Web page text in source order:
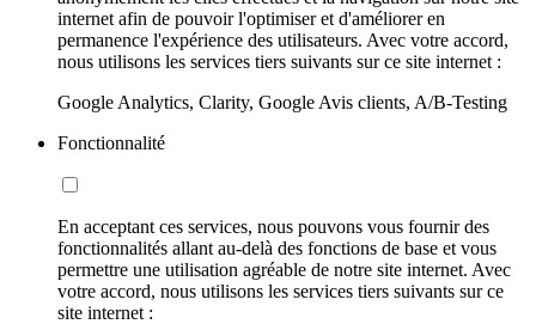
internet afin de pouvoir l'optimiser et d'améliorer en
permanence l'expérience des utilisateurs. Avec votre accord,
nous utilisons les services tiers suivants sur ce site internet :
Google Analytics, Clarity, Google Avis clients, A/B-Testing
Fonctionnalité
En acceptant ces services, nous pouvons vous fournir des
fonctionnalités allant au-delà des fonctions de base et vous
permettre une utilisation agréable de notre site internet. Avec
votre accord, nous utilisons les services tiers suivants sur ce
site internet :